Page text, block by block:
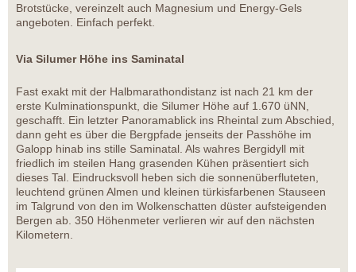
Brotstücke, vereinzelt auch Magnesium und Energy-Gels
angeboten. Einfach perfekt.
Via Silumer Höhe ins Saminatal
Fast exakt mit der Halbmarathondistanz ist nach 21 km der
erste Kulminationspunkt, die Silumer Höhe auf 1.670 üNN,
geschafft. Ein letzter Panoramablick ins Rheintal zum Abschied,
dann geht es über die Bergpfade jenseits der Passhöhe im
Galopp hinab ins stille Saminatal. Als wahres Bergidyll mit
friedlich im steilen Hang grasenden Kühen präsentiert sich
dieses Tal. Eindrucksvoll heben sich die sonnenüberfluteten,
leuchtend grünen Almen und kleinen türkisfarbenen Stauseen
im Talgrund von den im Wolkenschatten düster aufsteigenden
Bergen ab. 350 Höhenmeter verlieren wir auf den nächsten
Kilometern.